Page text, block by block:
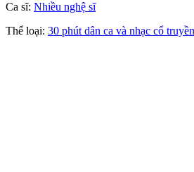
Ca sĩ: Nhiều nghệ sĩ
Thể loại: 30 phút dân ca và nhạc cổ truyền